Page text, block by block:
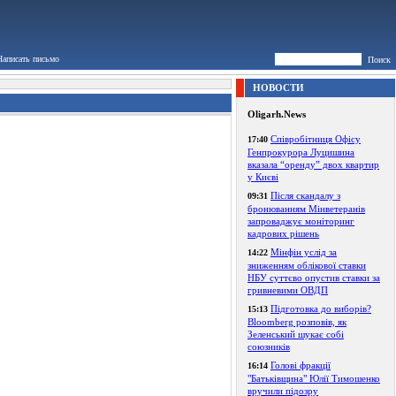
письмо Поиск
НОВОСТИ
Oligarh.News
17:40 Співробітниця Офісу
Генпрокурора Луцишина
вказала “оренду” двох квартир
у Києві
09:31 Після скандалу з
бронюванням Мінветеранів
запроваджує моніторинг
кадрових рішень
14:22 Мінфін услід за
зниженням облікової ставки
НБУ суттєво опустив ставки за
гривневими ОВДП
15:13 Підготовка до виборів?
Bloomberg розповів, як
Зеленський шукає собі
союзників
16:14 Голові фракції
"Батьківщина" Юлії Тимошенко
вручили підозру